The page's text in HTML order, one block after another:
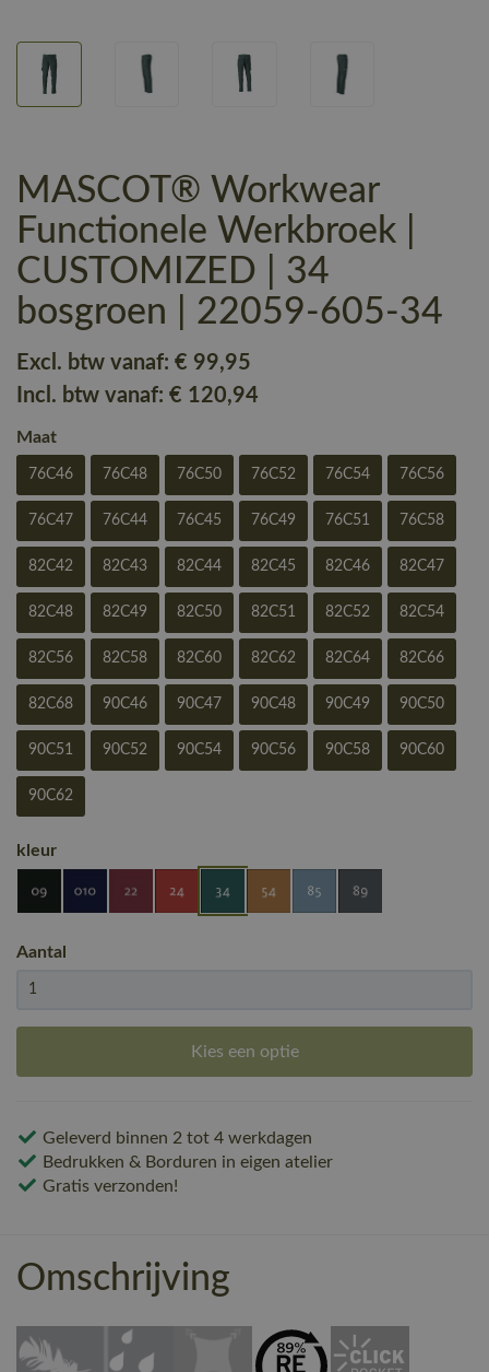
MASCOT® Workwear
Functionele Werkbroek |
CUSTOMIZED | 34
bosgroen | 22059-605-34
Excl. btw vanaf: € 99,95
Incl. btw vanaf: € 120,94
Maat
76C46 76C48 76C50 76C52 76C54 76C56
76C47 76C44 76C45 76C49 76C51 76C58
82C42 82C43 82C44 82C45 82C46 82C47
82C48 82C49 82C50 82C51 82C52 82C54
82C56 82C58 82C60 82C62 82C64 82C66
82C68 90C46 90C47 90C48 90C49 90C50
90C51 90C52 90C54 90C56 90C58 90C60
90C62
kleur
Aantal
Kies een optie
Geleverd binnen 2 tot 4 werkdagen
Bedrukken & Borduren in eigen atelier
Gratis verzonden!
Omschrijving